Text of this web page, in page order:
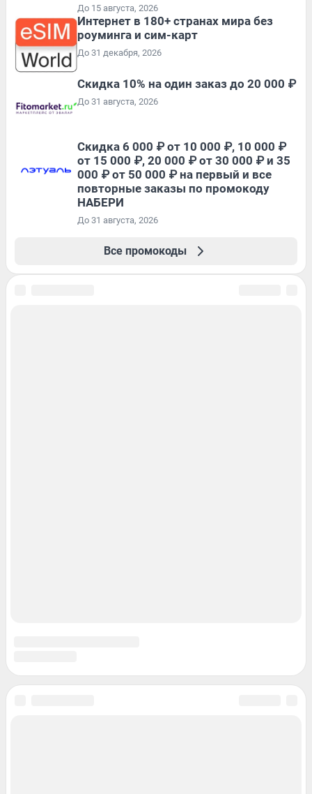
До 15 августа, 2026
Интернет в 180+ странах мира без
роуминга и сим-карт
До 31 декабря, 2026
Скидка 10% на один заказ до 20 000 ₽
До 31 августа, 2026
Скидка 6 000 ₽ от 10 000 ₽, 10 000 ₽
от 15 000 ₽, 20 000 ₽ от 30 000 ₽ и 35
000 ₽ от 50 000 ₽ на первый и все
повторные заказы по промокоду
НАБЕРИ
До 31 августа, 2026
Все промокоды